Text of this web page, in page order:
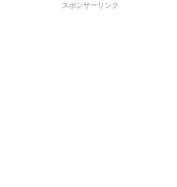
スポンサーリンク